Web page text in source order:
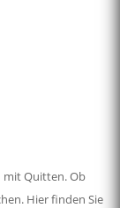
mit Quitten. Ob
Hier finden Sie